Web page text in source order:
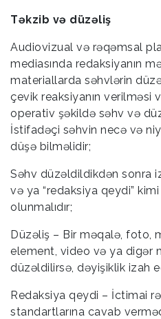
Təkzib və düzəliş
Audiovizual və rəqəmsal
mediasında redaksiyanın
materiallarda səhvlərin
çevik reaksiyanın verilməsi
operativ şəkildə səhv və
İstifadəçi səhvin necə və
düşə bilməlidir;
Səhv düzəldildikdən sonra
və ya “redaksiya qeydi”
olunmalıdır;
Düzəliş – Bir məqalə, foto,
element, video və ya digər
düzəldilirsə, dəyişiklik izah
Redaksiya qeydi – İctimai
standartlarına cavab